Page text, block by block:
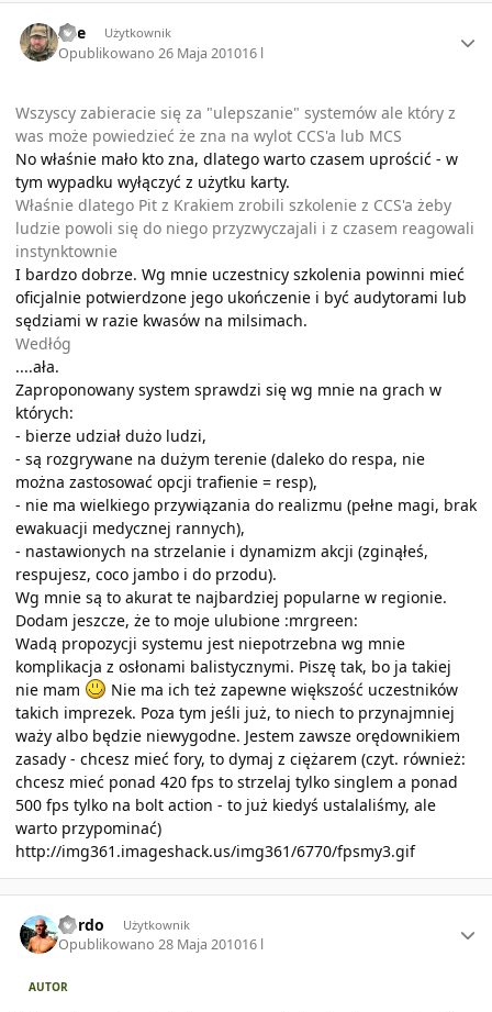
Ace Użytkownik
Opublikowano26 Maja 201016 l
Wszyscy zabieracie się za "ulepszanie" systemów ale który z
was może powiedzieć że zna na wylot CCS'a lub MCS
No właśnie mało kto zna, dlatego warto czasem uprościć - w
tym wypadku wyłączyć z użytku karty.
Właśnie dlatego Pit z Krakiem zrobili szkolenie z CCS'a żeby
ludzie powoli się do niego przyzwyczajali i z czasem reagowali
instynktownie
I bardzo dobrze. Wg mnie uczestnicy szkolenia powinni mieć
oficjalnie potwierdzone jego ukończenie i być audytorami lub
sędziami w razie kwasów na milsimach.
Wedłóg
....ała.
Zaproponowany system sprawdzi się wg mnie na grach w
których:
- bierze udział dużo ludzi,
- są rozgrywane na dużym terenie (daleko do respa, nie
można zastosować opcji trafienie = resp),
- nie ma wielkiego przywiązania do realizmu (pełne magi, brak
ewakuacji medycznej rannych),
- nastawionych na strzelanie i dynamizm akcji (zginąłeś,
respujesz, coco jambo i do przodu).
Wg mnie są to akurat te najbardziej popularne w regionie.
Dodam jeszcze, że to moje ulubione :mrgreen:
Wadą propozycji systemu jest niepotrzebna wg mnie
komplikacja z osłonami balistycznymi. Piszę tak, bo ja takiej
nie mam
Nie ma ich też zapewne większość uczestników
takich imprezek. Poza tym jeśli już, to niech to przynajmniej
waży albo będzie niewygodne. Jestem zawsze orędownikiem
zasady - chcesz mieć fory, to dymaj z ciężarem (czyt. również:
chcesz mieć ponad 420 fps to strzelaj tylko singlem a ponad
500 fps tylko na bolt action - to już kiedyś ustalaliśmy, ale
warto przypominać)
http://img361.imageshack.us/img361/6770/fpsmy3.gif
kordo Użytkownik
Opublikowano28 Maja 201016 l
AUTOR